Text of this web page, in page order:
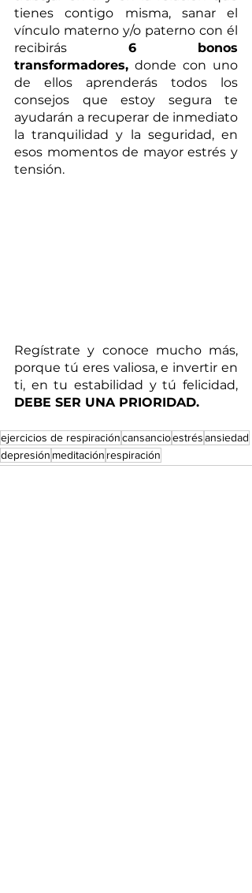
tienes contigo misma, sanar el
vínculo materno y/o paterno con él
recibirás 6 bonos
transformadores, donde con uno
de ellos aprenderás todos los
consejos que estoy segura te
ayudarán a recuperar de inmediato
la tranquilidad y la seguridad, en
esos momentos de mayor estrés y
tensión.
Regístrate y conoce mucho más,
porque tú eres valiosa, e invertir en
ti, en tu estabilidad y tú felicidad,
DEBE SER UNA PRIORIDAD.
ejercicios de respiracióncansancioestrésansiedad
depresión meditación respiración